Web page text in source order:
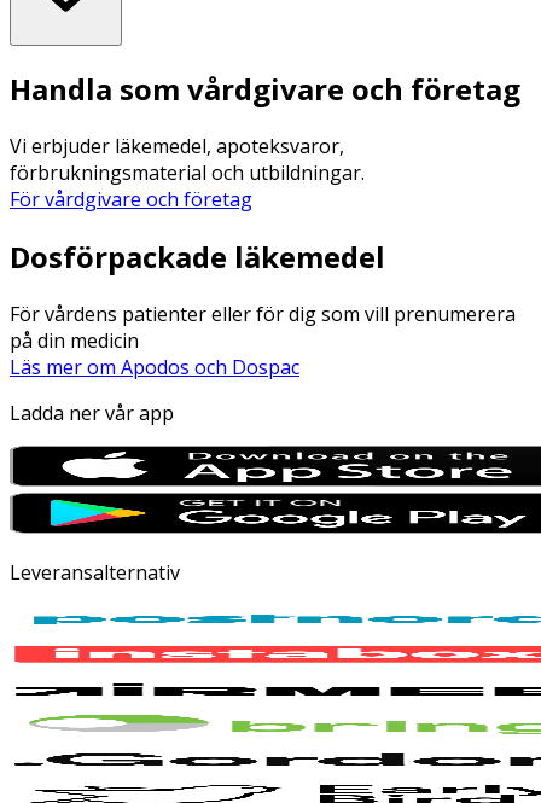
Handla som vårdgivare och företag
Vi erbjuder läkemedel, apoteksvaror,
förbrukningsmaterial och utbildningar.
För vårdgivare och företag
Dosförpackade läkemedel
För vårdens patienter eller för dig som vill prenumerera
på din medicin
Läs mer om Apodos och Dospac
Ladda ner vår app
Leveransalternativ